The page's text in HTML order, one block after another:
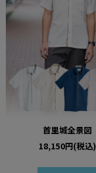
首里城全景図
18,150円(税込)